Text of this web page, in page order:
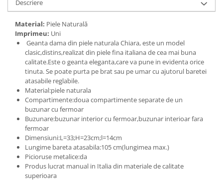
Descriere
Material: Piele Naturală
Imprimeu: Uni
Geanta dama din piele naturala Chiara, este un model
clasic,distins,realizat din piele fina italiana de cea mai buna
calitate.Este o geanta eleganta,care va pune in evidenta orice
tinuta. Se poate purta pe brat sau pe umar cu ajutorul baretei
atasabile reglabile.
Material:piele naturala
Compartimente:doua compartimente separate de un
buzunar cu fermoar
Buzunare:buzunar interior cu fermoar,buzunar interioar fara
fermoar
Dimensiuni:L=33;H=23cm;l=14cm
Lungime bareta atasabila:105 cm(lungimea max.)
Picioruse metalice:da
Produs lucrat manual in Italia din materiale de calitate
superioara